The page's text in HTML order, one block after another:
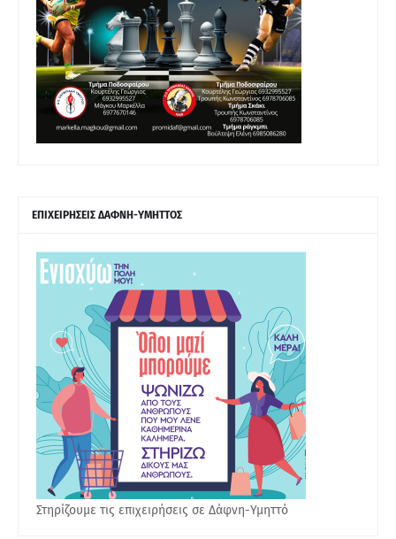
ΕΠΙΧΕΙΡΗΣΕΙΣ ΔΑΦΝΗ-ΥΜΗΤΤΟΣ
Στηρίζουμε τις επιχειρήσεις σε Δάφνη-Υμηττό